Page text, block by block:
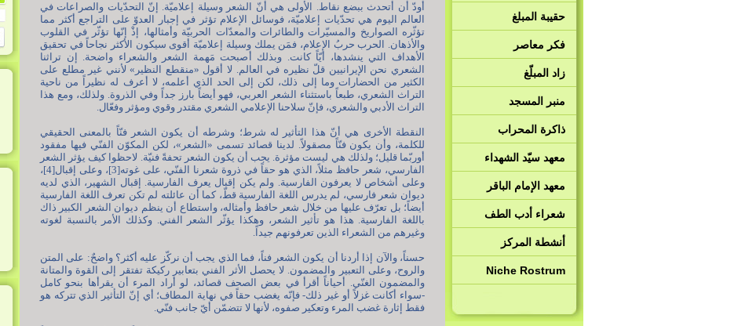
حقيبة المبلغ
فكر معاصر
زاد المبلّغ
منبر المسجد
ذاكرة المحراب
معهد سيّد الشهداء
معهد الإمام الباقر
شعراء أدب الطف
أنشطة المركز
Niche Rostrum
أودّ أن أتحدث ببضع نقاط. الأولى هي أنّ الشعر وسيلة إعلاميّة. إنّ التحدّيات والصراعات في
العالم اليوم هي تحدّيات إعلاميّة، فوسائل الإعلام تؤثر في إجبار العدوّ على التراجع أكثر مما
تؤثّره الصواريخ والمسيّرات والطائرات والمعدّات الحربيّة وأمثالها، إذْ إنّها تؤثّر في القلوب
والأذهان. الحرب حربُ الإعلام، فمَن يملك وسيلة إعلاميّة أقوى سيكون الأكثر نجاحاً في تحقيق
الأهداف التي ينشدها، أيّاً كانت. وبذلك أصبحت مَهمة الشعر والشعراء واضحة. إن تراثنا
الشعري نحن الإيرانيين قلّ نظيره في العالم. لا أقول «منقطع النظير» لأنني غير مطلع على
الكثير من الحضارات وما إلى ذلك، لكن إلى الحد الذي أعلمه، لا أعرف له نظيراً من ناحية
التراث الشعري، طبعاً باستثناء الشعر العربي، فهو أيضاً بارز جداً وفي الذروة. ولذلك، ومع هذا
التراث الأدبي والشعري، فإنّ سلاحنا الإعلامي الشعري مقتدر وقوي ومؤثر وفعّال.
النقطة الأخرى هي أنّ هذا التأثير له شرط؛ وشرطه أن يكون الشعر فنّاً بالمعنى الحقيقي
للكلمة، وأن يكون فنّاً مصقولاً. لدينا قصائد تسمى «الشعر»، لكن المكوّن الفنّي فيها مفقود
أوربّما قليل؛ ولذلك هي ليست مؤثرة. يجب أن يكون الشعر تحفةً فنيّة. لاحظوا كيف يؤثر الشعر
الفارسي، شعر حافظ مثلاً، الذي هو حقاً في ذروة شعرنا الفنّي، على غوته[3]، وعلى إقبال[4]،
وعلى أشخاص لا يعرفون الفارسية. ولم يكن إقبال يعرف الفارسية. إقبال الشهير، الذي لديه
ديوان شعر فارسي، لم يدرس اللغة الفارسية قطّ، كما أن عائلته لم تكن تعرف اللغة الفارسية
أيضاً؛ بل تعرّف عليها من خلال شعر حافظ وأمثاله، واستطاع أن ينظم ديوان الشعر الكبير ذاك
باللغة الفارسية. هذا هو تأثير الشعر، وهكذا يؤثّر الشعر الفني. وكذلك الأمر بالنسبة لغوته
وغيرهم من الشعراء الذين تعرفونهم جيداً.
حسناً، والآن إذا أردنا أن يكون الشعر فناً، فما الذي يجب أن نركّز عليه أكثر؟ واضحٌ: على المتن
والروح، وعلى التعبير والمضمون. لا يحصل الأثر الفني بتعابير ركيكة تفتقر إلى القوة والمتانة
والمضمون الغنّي. أحياناً أقرأ في بعض الصحف قصائد، لو أراد المرء أن يقرأها بنحو كامل
-سواء أكانت غزلاً أو غير ذلك- فإنّه يغضب حقاً في نهاية المطاف؛ أي إنّ التأثير الذي تتركه هو
فقط إثارة غضب المرء وتعكير صفوه، لأنها لا تتضمّن أيّ جانب فنّي.